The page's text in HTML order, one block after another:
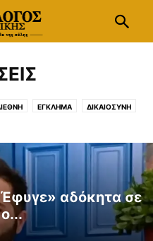
ΕΓΚΛΗΜΑ ΔΙΚΑΙΟΣΥΝΗ
ΔΕΛΤΙΑ ΤΥΠΟΥ ΒΗΜΑ ΔΙΑΛΟΓΟΥ
αδόκητα σε